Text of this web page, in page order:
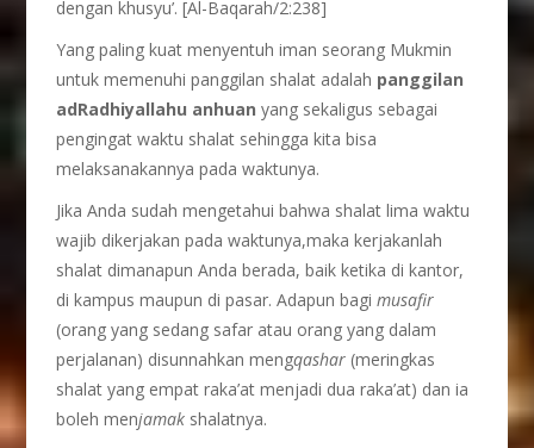
dengan khusyu’. [Al-Baqarah/2:238]
Yang paling kuat menyentuh iman seorang Mukmin
untuk memenuhi panggilan shalat adalah panggilan
adRadhiyallahu anhuan yang sekaligus sebagai
pengingat waktu shalat sehingga kita bisa
melaksanakannya pada waktunya.
Jika Anda sudah mengetahui bahwa shalat lima waktu
wajib dikerjakan pada waktunya,maka kerjakanlah
shalat dimanapun Anda berada, baik ketika di kantor,
di kampus maupun di pasar. Adapun bagimusafir
(orang yang sedang safar atau orang yang dalam
perjalanan) disunnahkan mengqashar (meringkas
shalat yang empat raka’at menjadi dua raka’at) dan ia
boleh menjamak shalatnya.